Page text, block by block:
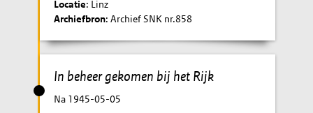
Locatie: Linz
Archiefbron: Archief SNK nr.858
In beheer gekomen bij het Rijk
Na 1945-05-05